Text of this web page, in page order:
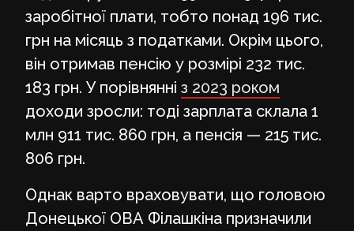
заробітної плати, тобто понад 196 тис.
грн на місяць з податками. Окрім цього,
він отримав пенсію у розмірі 232 тис.
183 грн. У порівнянні з 2023 роком
доходи зросли: тоді зарплата склала 1
млн 911 тис. 860 грн, а пенсія — 215 тис.
806 грн.
Однак варто враховувати, що головою
Донецької ОВА Філашкіна призначили